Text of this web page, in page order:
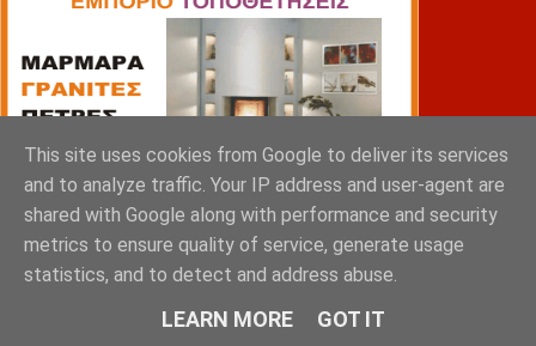
This site uses cookies from Google to deliver its services
and to analyze traffic. Your IP address and user-agent are
shared with Google along with performance and security
metrics to ensure quality of service, generate usage
statistics, and to detect and address abuse.
LEARN MORE GOT IT